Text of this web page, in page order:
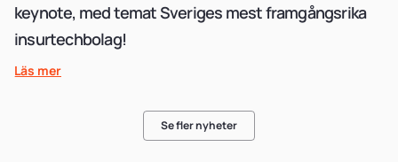
keynote, med temat Sveriges mest framgångsrika
insurtechbolag!
Läs mer
Se fler nyheter